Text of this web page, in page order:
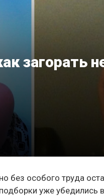
загорать
без особого труда
уже убедились